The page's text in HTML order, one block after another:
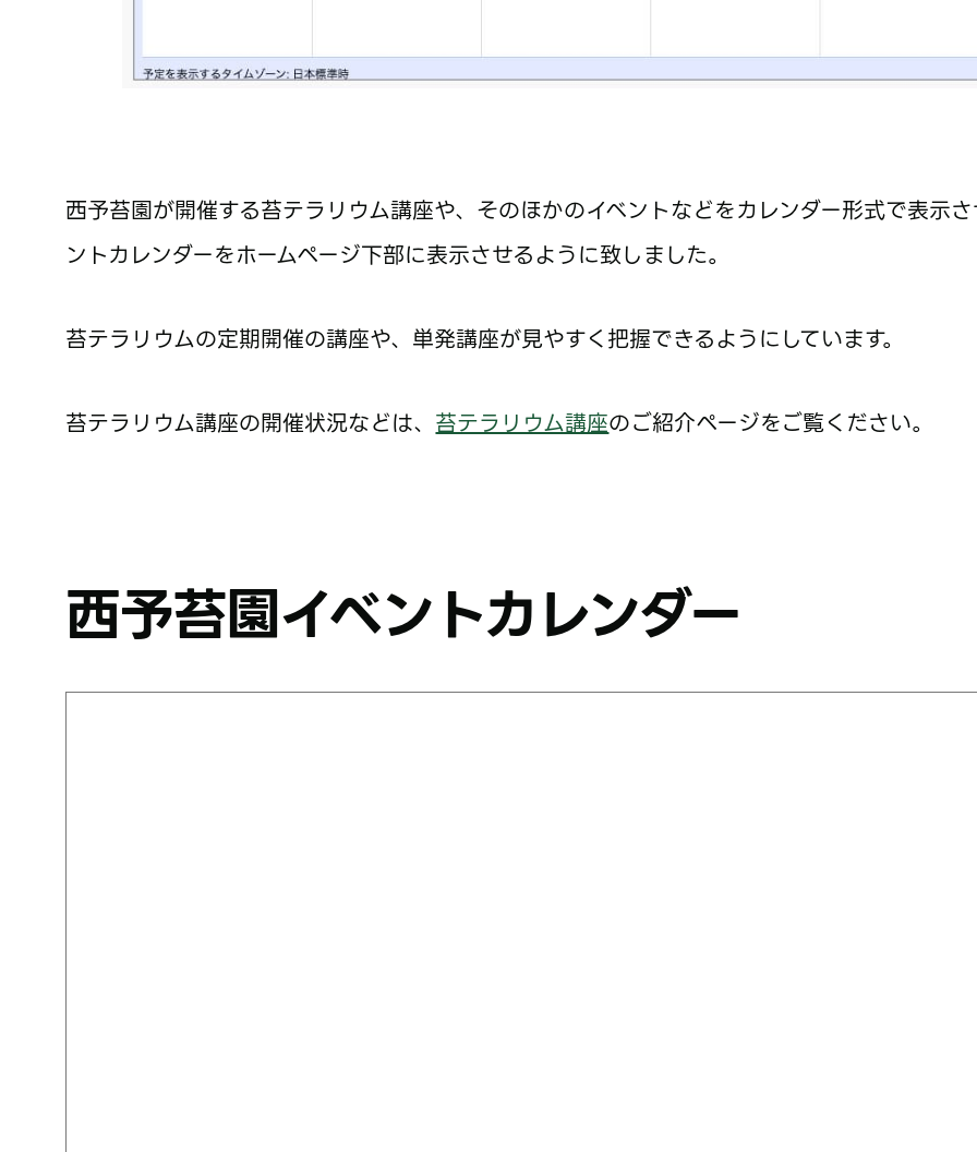
西予苔園が開催する苔テラリウム講座や、そのほかのイベントなどをカレンダー形式で表示
ントカレンダーをホームページ下部に表示させるように致しました。
苔テラリウムの定期開催の講座や、単発講座が見やすく把握できるようにしています。
苔テラリウム講座の開催状況などは、苔テラリウム講座のご紹介ページをご覧ください。
西予苔園イベントカレンダー